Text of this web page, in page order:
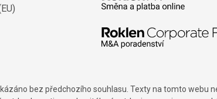
bez předchozího souhlasu. Texty na tomto webu